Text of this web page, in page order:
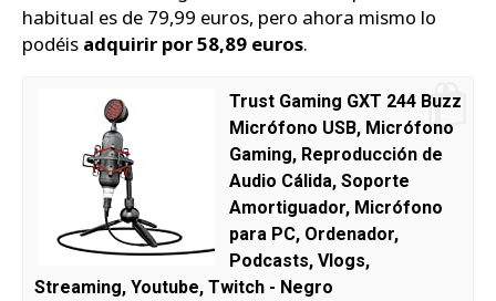
habitual es de 79,99 euros, pero ahora mismo lo
podéis adquirir por 58,89 euros.
Trust Gaming GXT 244 Buzz
Micrófono USB, Micrófono
Gaming, Reproducción de
Audio Cálida, Soporte
Amortiguador, Micrófono
para PC, Ordenador,
Podcasts, Vlogs,
Streaming, Youtube, Twitch - Negro